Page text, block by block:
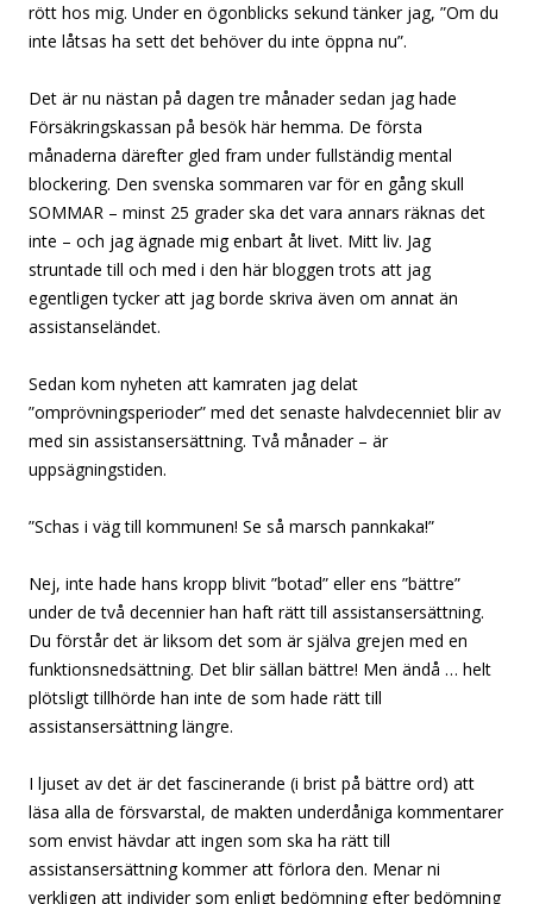
rött hos mig. Under en ögonblicks sekund tänker jag, ”Om du
inte låtsas ha sett det behöver du inte öppna nu”.
Det är nu nästan på dagen tre månader sedan jag hade
Försäkringskassan på besök här hemma. De första
månaderna därefter gled fram under fullständig mental
blockering. Den svenska sommaren var för en gång skull
SOMMAR – minst 25 grader ska det vara annars räknas det
inte – och jag ägnade mig enbart åt livet. Mitt liv. Jag
struntade till och med i den här bloggen trots att jag
egentligen tycker att jag borde skriva även om annat än
assistanseländet.
Sedan kom nyheten att kamraten jag delat
”omprövningsperioder” med det senaste halvdecenniet blir av
med sin assistansersättning. Två månader – är
uppsägningstiden.
”Schas i väg till kommunen! Se så marsch pannkaka!”
Nej, inte hade hans kropp blivit ”botad” eller ens ”bättre”
under de två decennier han haft rätt till assistansersättning.
Du förstår det är liksom det som är själva grejen med en
funktionsnedsättning. Det blir sällan bättre! Men ändå … helt
plötsligt tillhörde han inte de som hade rätt till
assistansersättning längre.
I ljuset av det är det fascinerande (i brist på bättre ord) att
läsa alla de försvarstal, de makten underdåniga kommentarer
som envist hävdar att ingen som ska ha rätt till
assistansersättning kommer att förlora den. Menar ni
verkligen att individer som enligt bedömning efter bedömning